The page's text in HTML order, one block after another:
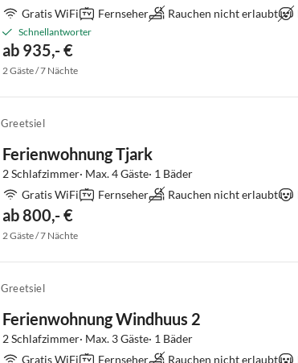
Gratis WiFi
Fernseher Rauchen nicht erlaubt
Schnellantworter
ab 935,- €
2 Gäste / 7 Nächte
Greetsiel
Ferienwohnung Tjark
2 Schlafzimmer· Max. 4 Gäste· 1 Bäder
Gratis WiFi
Fernseher Rauchen nicht erlaubt
ab 800,- €
2 Gäste / 7 Nächte
Greetsiel
Ferienwohnung Windhuus 2
2 Schlafzimmer· Max. 3 Gäste· 1 Bäder
Gratis WiFi
Fernseher Rauchen nicht erlaubt